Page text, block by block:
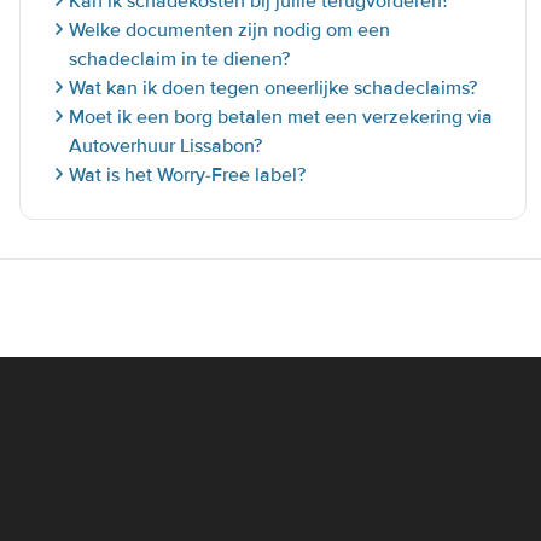
Welke documenten zijn nodig om een
schadeclaim in te dienen?
Wat kan ik doen tegen oneerlijke schadeclaims?
Moet ik een borg betalen met een verzekering via
Autoverhuur Lissabon?
Wat is het Worry-Free label?